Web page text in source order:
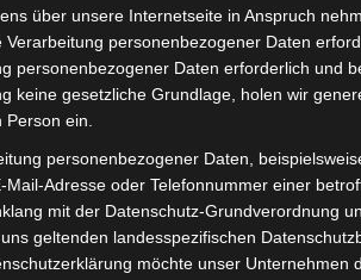
Element zum Spurenbild am
So können sie die herkömmliche
ersetzen. Der EDR speichert nur
Auch
über unsere Internetseite in Anspruch
Verarbeitung personenbezogener Daten
personenbezogener Daten erforderlich und
keine gesetzliche Grundlage, holen wir
ein.
personenbezogener Daten,
Mail-Adresse oder Telefonnummer einer
mit der Datenschutz-Grundverordnung
geltenden landesspezifischen
möchte unser Unternehmen